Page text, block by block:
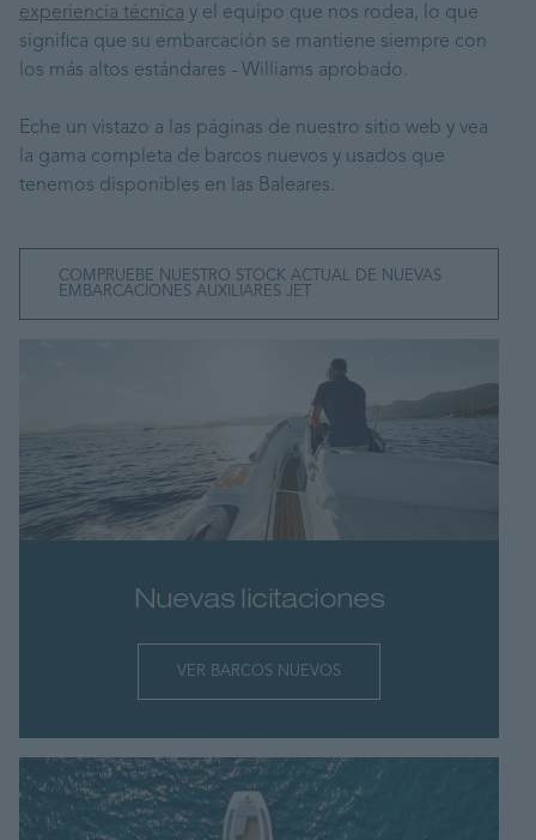
experiencia técnica y el equipo que nos rodea, lo que
significa que su embarcación se mantiene siempre con
los más altos estándares - Williams aprobado.
Eche un vistazo a las páginas de nuestro sitio web y vea
la gama completa de barcos nuevos y usados que
tenemos disponibles en las Baleares.
COMPRUEBE NUESTRO STOCK ACTUAL DE NUEVAS
EMBARCACIONES AUXILIARES JET
Nuevas licitaciones
VER BARCOS NUEVOS